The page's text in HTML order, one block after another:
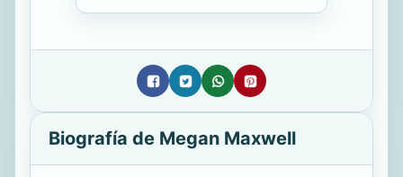
Biografía de Megan Maxwell